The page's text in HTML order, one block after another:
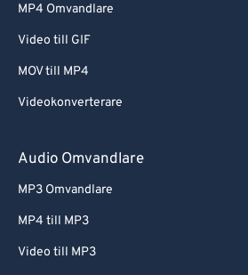
MP4 Omvandlare
Video till GIF
MOV till MP4
Videokonverterare
Audio Omvandlare
MP3 Omvandlare
MP4 till MP3
Video till MP3